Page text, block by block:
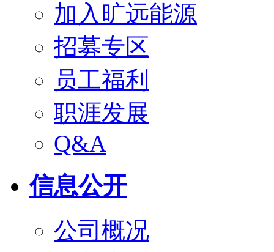
加入旷远能源
招募专区
员工福利
职涯发展
Q&A
信息公开
公司概况